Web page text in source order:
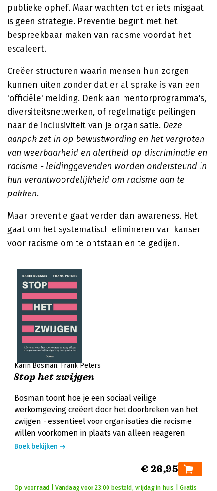
publieke ophef. Maar wachten tot er iets misgaat
is geen strategie. Preventie begint met het
bespreekbaar maken van racisme voordat het
escaleert.
Creëer structuren waarin mensen hun zorgen
kunnen uiten zonder dat er al sprake is van een
'officiële' melding. Denk aan mentorprogramma's,
diversiteitsnetwerken, of regelmatige peilingen
naar de inclusiviteit van je organisatie. Deze
aanpak zet in op bewustwording en het vergroten
van weerbaarheid en alertheid op discriminatie en
racisme - leidinggevenden worden ondersteund in
hun verantwoordelijkheid om racisme aan te
pakken.
Maar preventie gaat verder dan awareness. Het
gaat om het systematisch elimineren van kansen
voor racisme om te ontstaan en te gedijen.
Karin Bosman Frank Peters
Stop het zwijgen
Bosman toont hoe je een sociaal veilige
werkomgeving creëert door het doorbreken van het
zwijgen - essentieel voor organisaties die racisme
willen voorkomen in plaats van alleen reageren.
Boek bekijken
€ 26,95
Op voorraad | Vandaag voor 23:00 besteld, vrijdag in huis | Gratis